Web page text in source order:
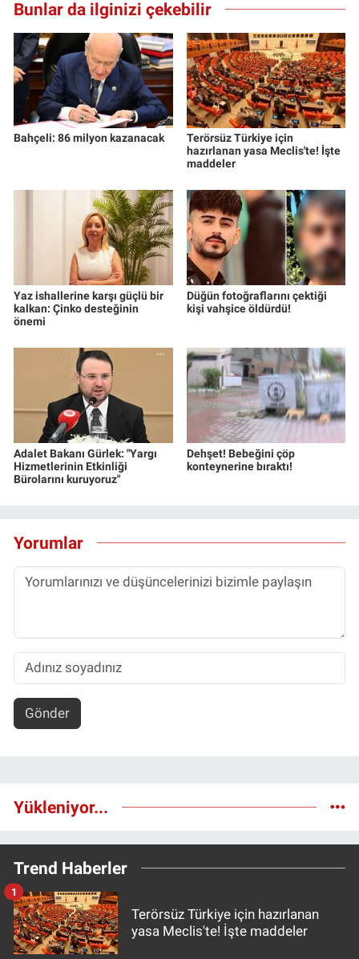
Bunlar da ilginizi çekebilir
Bahçeli: 86 milyon kazanacak
Terörsüz Türkiye için
hazırlanan yasa Meclis'te! İşte
maddeler
Yaz ishallerine karşı güçlü bir
kalkan: Çinko desteğinin
önemi
Düğün fotoğraflarını çektiği
kişi vahşice öldürdü!
Adalet Bakanı Gürlek: "Yargı
Hizmetlerinin Etkinliği
Bürolarını kuruyoruz"
Dehşet! Bebeğini çöp
konteynerine bıraktı!
Yorumlar
Gönder
Yükleniyor...
Trend Haberler
Terörsüz Türkiye için hazırlanan
yasa Meclis'te! İşte maddeler
1